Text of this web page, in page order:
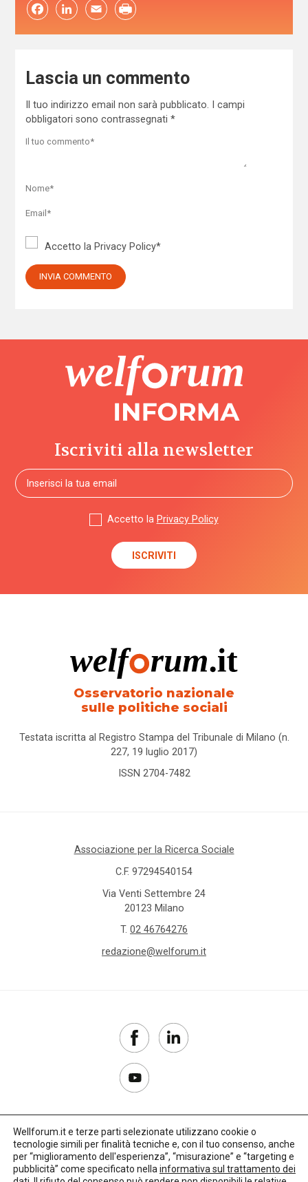
FacebookLinkedIn Email
Lascia un commento
Il tuo indirizzo email non sarà pubblicato.
I campi
obbligatori sono contrassegnati *
Accetto la Privacy Policy*
Iscriviti alla newsletter
Accetto la Privacy Policy
Osservatorio nazionale
sulle politiche sociali
Testata iscritta al Registro Stampa del Tribunale di Milano (n.
227, 19 luglio 2017)
ISSN 2704-7482
Associazione per la Ricerca Sociale
C.F. 97294540154
Via Venti Settembre 24
20123 Milano
T. 02 46764276
redazione@welforum.it
Copyright 2017–2026
Privacy Policy
Wellforum.it e terze parti selezionate utilizzano cookie o
tecnologie simili per finalità tecniche e, con il tuo consenso, anche
per “miglioramento dell'esperienza”, “misurazione” e “targeting e
pubblicità” come specificato nella informativa sul trattamento dei